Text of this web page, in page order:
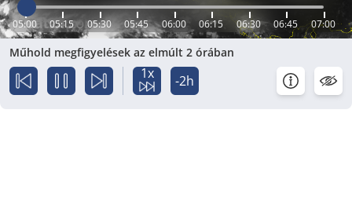
05:00 05:15 05:30 05:45 06:00 06:15 06:30 06:45 07:00
Műhold megfigyelések az elmúlt 2 órában
1x -2h